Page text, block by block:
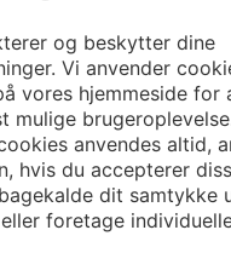
og beskytter dine
Vi anvender
vores hjemmeside for
mulige
anvendes altid,
hvis du accepterer
dit samtykke
foretage